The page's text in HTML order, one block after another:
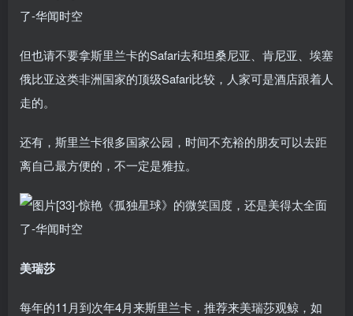
但也请不要拿斯里兰卡的Safari去和坦桑尼亚、肯尼亚、埃塞
俄比亚这类非洲国家的顶级Safari比较，人家可是酒店跟着人
走的。
还有，斯里兰卡很多国家公园，时间不充裕的朋友可以去距
离自己最方便的，不一定是雅拉。
美瑞莎
每年的11月到次年4月来斯里兰卡，推荐来美瑞莎观鲸，如